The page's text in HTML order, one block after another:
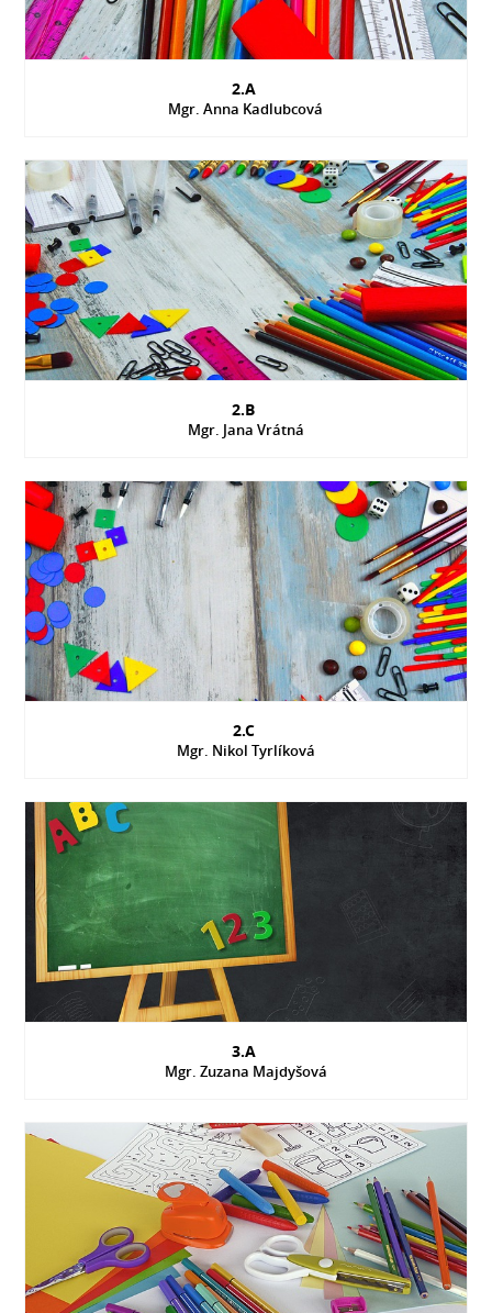
2.A
Mgr. Anna Kadlubcová
2.B
Mgr. Jana Vrátná
2.C
Mgr. Nikol Tyrlíková
3.A
Mgr. Zuzana Majdyšová